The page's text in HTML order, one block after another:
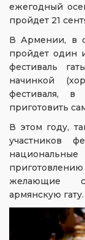
ежегодный
пройдет 21
В Армении, в
пройдет один
фестиваль
начинкой
фестиваля, в
приготовить
В этом году,
участников
желающие
армянскую гату.